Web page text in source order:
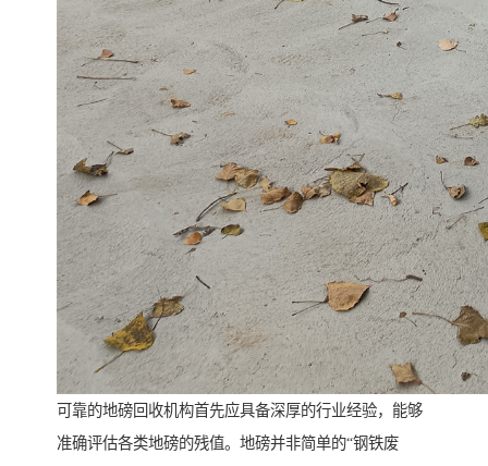
可靠的地磅回收机构首先应具备深厚的行业经验，能够
准确评估各类地磅的残值。地磅并非简单的“钢铁废